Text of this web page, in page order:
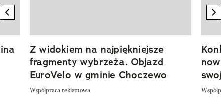
previous element
Z widokiem na najpiękniejsze
fragmenty wybrzeża. Objazd
EuroVelo w gminie Choczewo
Współpraca reklamowa